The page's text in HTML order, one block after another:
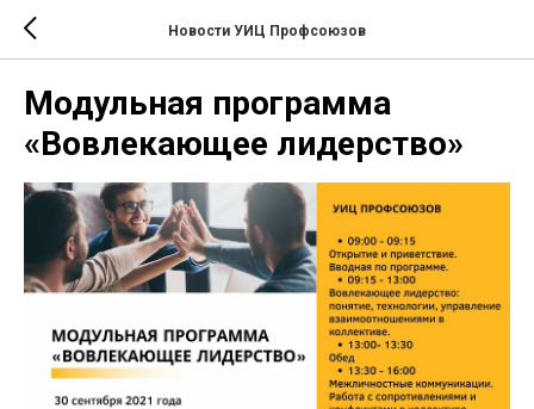
Новости УИЦ Профсоюзов
Модульная программа
«Вовлекающее лидерство»